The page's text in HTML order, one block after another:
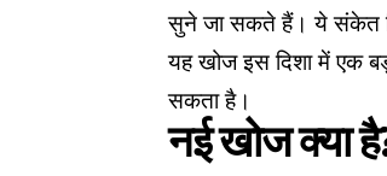
सुने जा सकते हैं। ये संकेत
यह खोज इस दिशा में एक
सकता है।
नई खोज क्या